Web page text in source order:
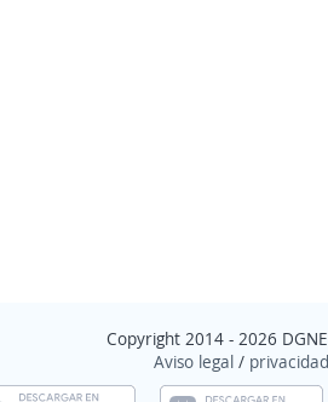
Copyright 2014 - 2026
Aviso legal/ privacidad